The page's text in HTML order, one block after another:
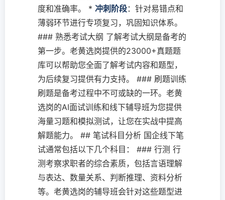
度和准确率。 * 冲刺阶段：针对易错点和
薄弱环节进行专项复习，巩固知识体系。
### 熟悉考试大纲 了解考试大纲是备考的
第一步。老黄选岗提供的23000+真题题
库可以帮助您全面了解考试内容和题型，
为后续复习提供有力支持。 ### 刷题训练
刷题是备考过程中不可或缺的一环。老黄
选岗的AI面试训练和线下辅导班为您提供
海量习题和模拟测试，让您在实战中提高
解题能力。 ## 笔试科目分析 国企线下笔
试通常包括以下几个科目： ### 行测 行
测考察求职者的综合素质，包括言语理解
与表达、数量关系、判断推理、资料分析
等。老黄选岗的辅导班会针对这些题型进